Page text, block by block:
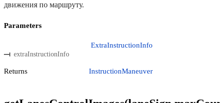
движения по маршруту.
Parameters
extraInstructionInfo
ExtraInstructionInfo
Returns InstructionManeuver